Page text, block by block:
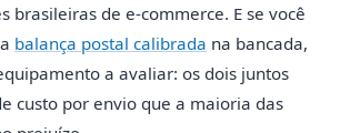
brasileiras de e-commerce. E se você
balança postal calibrada na bancada,
a avaliar: os dois juntos
custo por envio que a maioria das